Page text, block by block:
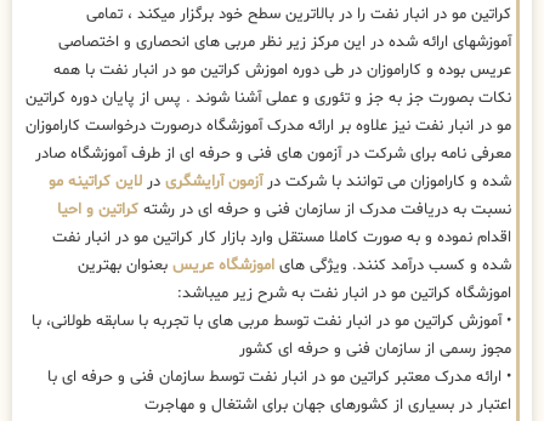
کراتین مو در انبار نفت را در بالاترین سطح خود برگزار میکند ، تمامی
آموزشهای ارائه شده در این مرکز زیر نظر مربی های انحصاری و اختصاصی
عریس بوده و کاراموزان در طی دوره اموزش کراتین مو در انبار نفت با همه
نکات بصورت جز به جز و تئوری و عملی آشنا شوند . پس از پایان دوره کراتین
مو در انبار نفت نیز علاوه بر ارائه مدرک آموزشگاه درصورت درخواست کاراموزان
معرفی نامه برای شرکت در آزمون های فنی و حرفه ای از طرف آموزشگاه صادر
شده و کاراموزان می توانند با شرکت درآزمون آرایشگری در لاین کراتینه مو
نسبت به دریافت مدرک از سازمان فنی و حرفه ای در رشته کراتین و احیا
اقدام نموده و به صورت کاملا مستقل وارد بازار کار کراتین مو در انبار نفت
شده و کسب درآمد کنند. ویژگی های اموزشگاه عریس بعنوان بهترین
اموزشگاه کراتین مو در انبار نفت به شرح زیر میباشد:
• آموزش کراتین مو در انبار نفت توسط مربی های با تجربه با سابقه طولانی، با
مجوز رسمی از سازمان فنی و حرفه ای کشور
• ارائه مدرک معتبر کراتین مو در انبار نفت توسط سازمان فنی و حرفه ای با
اعتبار در بسیاری از کشورهای جهان برای اشتغال و مهاجرت